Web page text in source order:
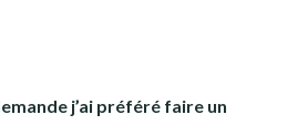
j’ai préféré faire un